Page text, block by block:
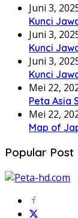
Juni 3,
Kunci
Juni 3,
Kunci
Juni 3,
Kunci
Mei 22,
Peta Asia
Mei 22,
Map of
Popular Post